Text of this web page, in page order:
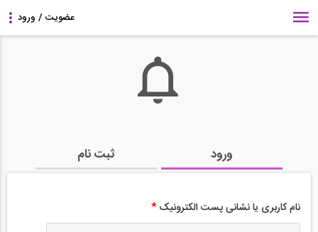
ورود ثبت نام
نام کاربری یا نشانی پست الکترونیک *